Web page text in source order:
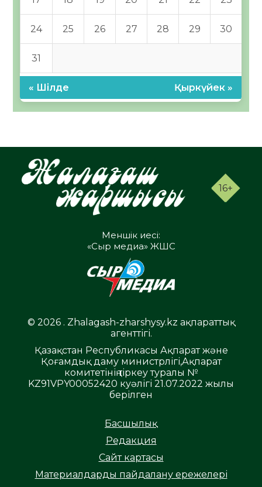
24 25 26 27 28 29 30
31
« Шілде Қыркүйек »
16+
Меншік иесі:
«Сыр медиа» ЖШС
© 2026 . Zhalagash-zharshysy.kz ақпараттық
агенттігі.
Қазақстан Республикасы Ақпарат және
Қоғамдық даму министрлігі,Ақпарат
комитетінің тіркеу туралы №
KZ91VPY00052420 куәлігі 21.07.2022 жылы
берілген
Басшылық
Редакция
Сайт картасы
Материалдарды пайдалану ережелері